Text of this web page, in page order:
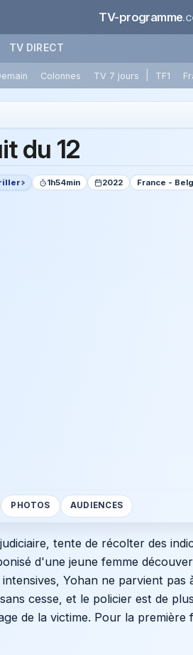
TV-programme
TV DIRECT
Colonnes TV 7 jours TF1
du 12
1h54min 2022 France -
PHOTOS AUDIENCES
tente de récolter des
d'une jeune femme
Yohan ne parvient
cesse, et le policier est de
de la victime. Pour la première